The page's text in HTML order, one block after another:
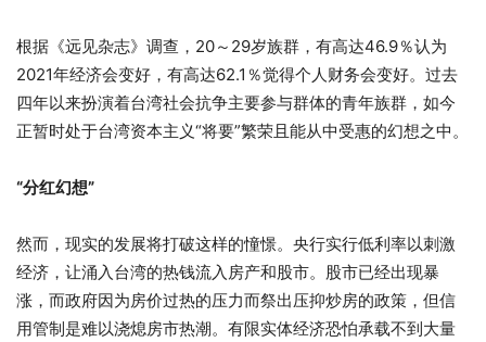
根据《远见杂志》调查， 20～ 29岁族群，有高达46.9％认为
2021年经济会变好，有高达62.1 ％觉得个人财务会变好。过去
四年以来扮演着台湾社会抗争主要参与群体的青年族群，如今
正暂时处于台湾资本主义“将要”繁荣且能从中受惠的幻想之中。
“分红幻想”
然而，现实的发展将打破这样的憧憬。央行实行低利率以刺激
经济，让涌入台湾的热钱流入房产和股市。股市已经出现暴
涨，而政府因为房价过热的压力而祭出压抑炒房的政策，但信
用管制是难以浇熄房市热潮。有限实体经济恐怕承载不到大量